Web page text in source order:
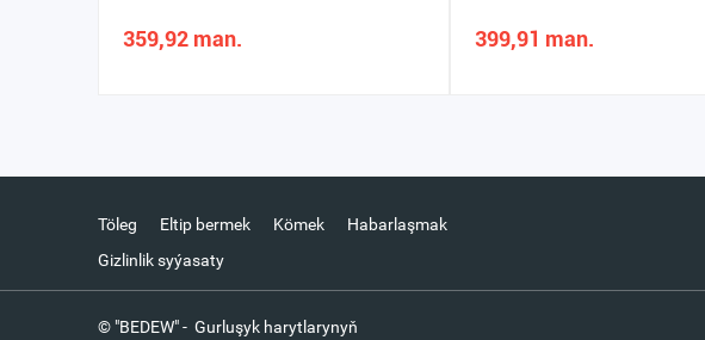
359,92 man. 399,91 man.
Töleg Eltip bermek Kömek
Habarlaşmak
Gizlinlik syýasaty
© "BEDEW" - Gurluşyk harytlarynyň